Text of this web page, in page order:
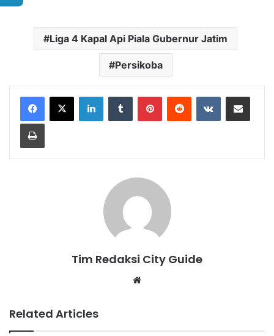
Liga 4 Kapal Api Piala Gubernur Jatim
Persikoba
LinkedInTumblr PinterestReddit VKontakteShare via Email
Print
Tim Redaksi City Guide
Related Articles